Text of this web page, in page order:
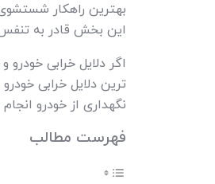
بهترین راهکار
این بخش قادر به
اگر دلایل خرابی
ترین دلایل خرابی
نگهداری از خودرو
فهرست مطالب